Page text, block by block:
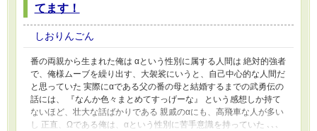
てます！
しおりんごん
番の両親から生まれた俺は αという性別に属する人間は 絶対的強者
で、俺様ムーブを繰り出す、大袈裟にいうと、自己中心的な人間だ
と思っていた 実際にαである父の番の母と結婚するまでの武勇伝の
話には、 『なんか色々まとめてすっげーな』 という感想しか持て
ないほど、壮大な話ばかりである 親戚のαにも、高飛車な人が多い
し 正直、Ωである俺は、αという性別に苦手意識を持っていた ､､､